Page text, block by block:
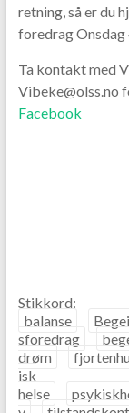
retning, så er du
foredrag
Ta kontakt med
Vibeke@olss.no
Facebook
Stikkord:
balanse
sforedrag
drøm
isk
helse